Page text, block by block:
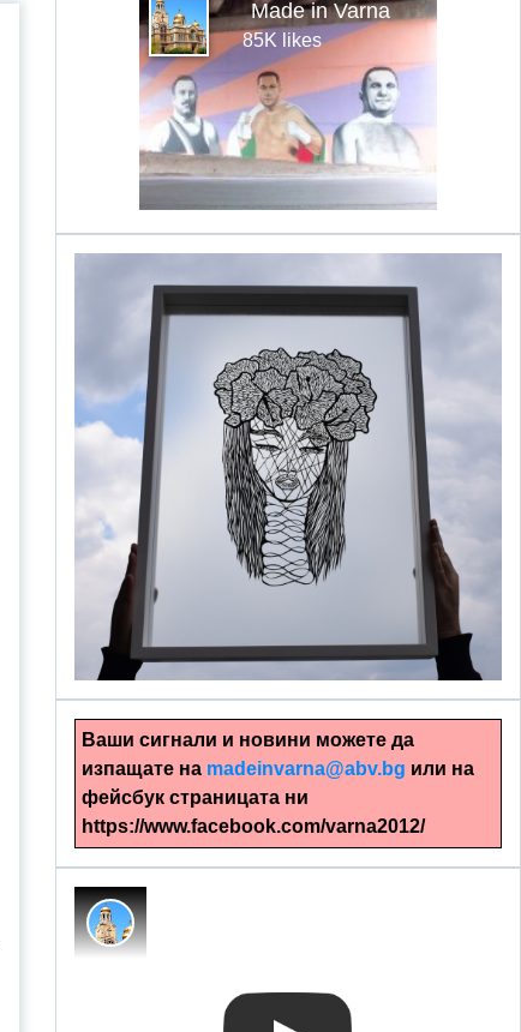
Made in Varna
85K likes
alinapapercut.com
Ръчно изрязани картини
Ваши сигнали и новини можете да
изпащате на madeinvarna@abv.bg или на
фейсбук страницата ни
https://www.facebook.com/varna2012/